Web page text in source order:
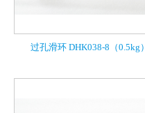
过孔滑环 DHK038-8（0.5kg）